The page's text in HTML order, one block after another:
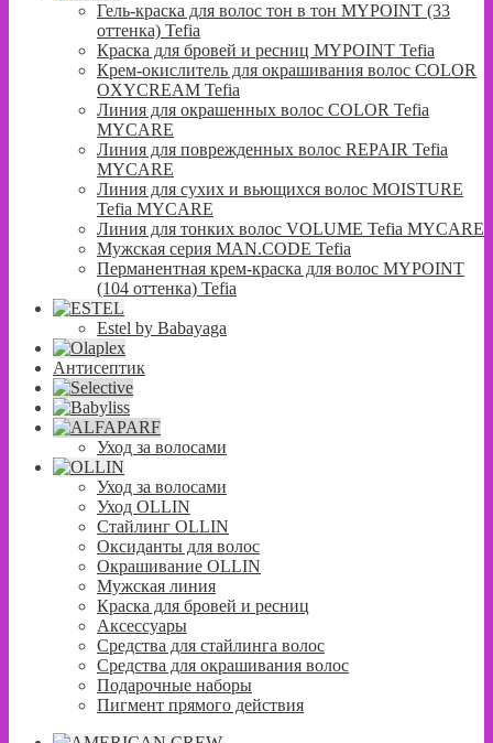
Гель-краска для волос тон в тон MYPOINT (33
оттенка) Tefia
Краска для бровей и ресниц MYPOINT Tefia
Крем-окислитель для окрашивания волос COLOR
OXYCREAM Tefia
Линия для окрашенных волос COLOR Tefia
MYCARE
Линия для поврежденных волос REPAIR Tefia
MYCARE
Линия для сухих и вьющихся волос MOISTURE
Tefia MYCARE
Линия для тонких волос VOLUME Tefia MYCARE
Мужская серия MAN.CODE Tefia
Перманентная крем-краска для волос MYPOINT
(104 оттенка) Tefia
Estel by Babayaga
Антисептик
Уход за волосами
Уход за волосами
Уход OLLIN
Стайлинг OLLIN
Оксиданты для волос
Окрашивание OLLIN
Мужская линия
Краска для бровей и ресниц
Аксессуары
Средства для стайлинга волос
Средства для окрашивания волос
Подарочные наборы
Пигмент прямого действия